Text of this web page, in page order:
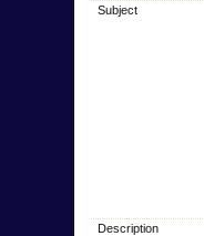
Subject
Description